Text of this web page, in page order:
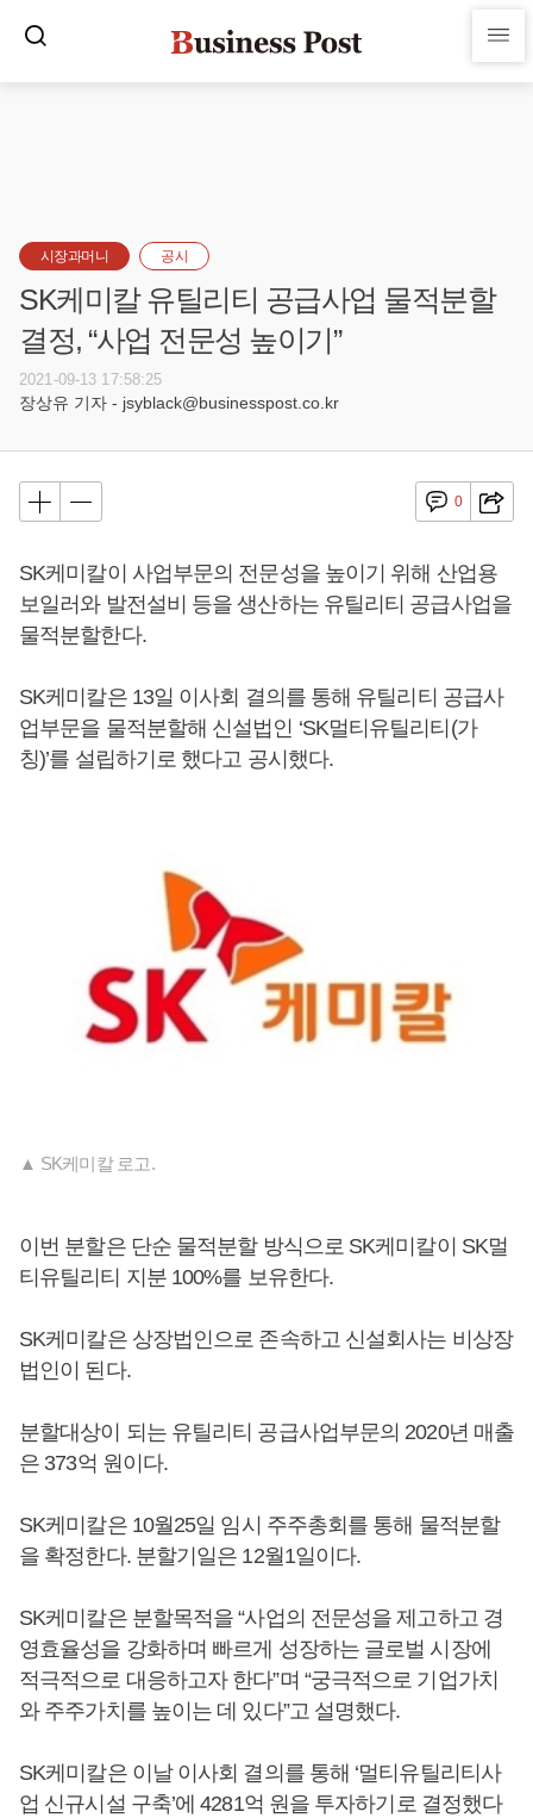
시장과머니 공시
SK케미칼 유틸리티 공급사업 물적분할
결정, “사업 전문성 높이기”
2021-09-13 17:58:25
장상유 기자 - jsyblack@businesspost.co.kr
0
SK케미칼이 사업부문의 전문성을 높이기 위해 산업용
보일러와 발전설비 등을 생산하는 유틸리티 공급사업을
물적분할한다.
SK케미칼은 13일 이사회 결의를 통해 유틸리티 공급사
업부문을 물적분할해 신설법인 ‘SK멀티유틸리티(가
칭)’를 설립하기로 했다고 공시했다.
▲ SK케미칼 로고.
이번 분할은 단순 물적분할 방식으로 SK케미칼이 SK멀
티유틸리티 지분 100%를 보유한다.
SK케미칼은 상장법인으로 존속하고 신설회사는 비상장
법인이 된다.
분할대상이 되는 유틸리티 공급사업부문의 2020년 매출
은 373억 원이다.
SK케미칼은 10월25일 임시 주주총회를 통해 물적분할
을 확정한다. 분할기일은 12월1일이다.
SK케미칼은 분할목적을 “사업의 전문성을 제고하고 경
영효율성을 강화하며 빠르게 성장하는 글로벌 시장에
적극적으로 대응하고자 한다”며 “궁극적으로 기업가치
와 주주가치를 높이는 데 있다”고 설명했다.
SK케미칼은 이날 이사회 결의를 통해 ‘멀티유틸리티사
업 신규시설 구축’에 4281억 원을 투자하기로 결정했다